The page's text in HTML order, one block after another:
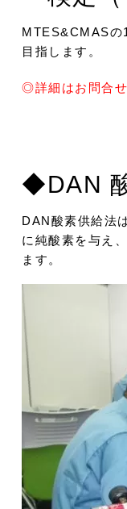
MTES&CMASの
目指します。
◎詳細はお問合せ
◆DAN
DAN酸素供給法
に純酸素を与え
ます。